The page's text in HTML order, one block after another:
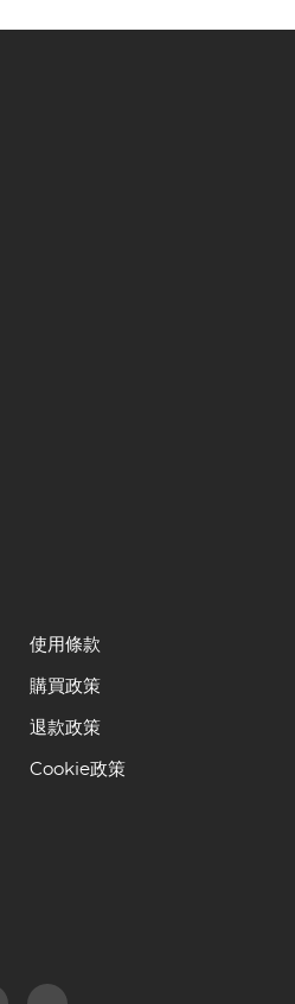
使用條款
購買政策
退款政策
Cookie政策